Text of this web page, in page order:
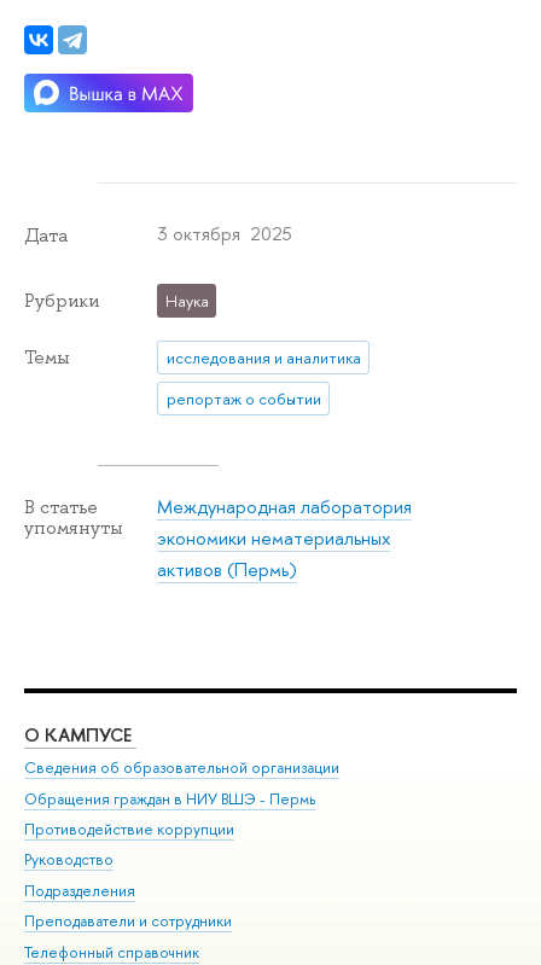
Дата 3 октября 2025
Рубрики Наука
Темы
исследования и аналитика
репортаж о событии
В статье
упомянуты
Международная лаборатория
экономики нематериальных
активов (Пермь)
О КАМПУСЕ
Сведения об образовательной организации
Обращения граждан в НИУ ВШЭ - Пермь
Противодействие коррупции
Руководство
Подразделения
Преподаватели и сотрудники
Телефонный справочник